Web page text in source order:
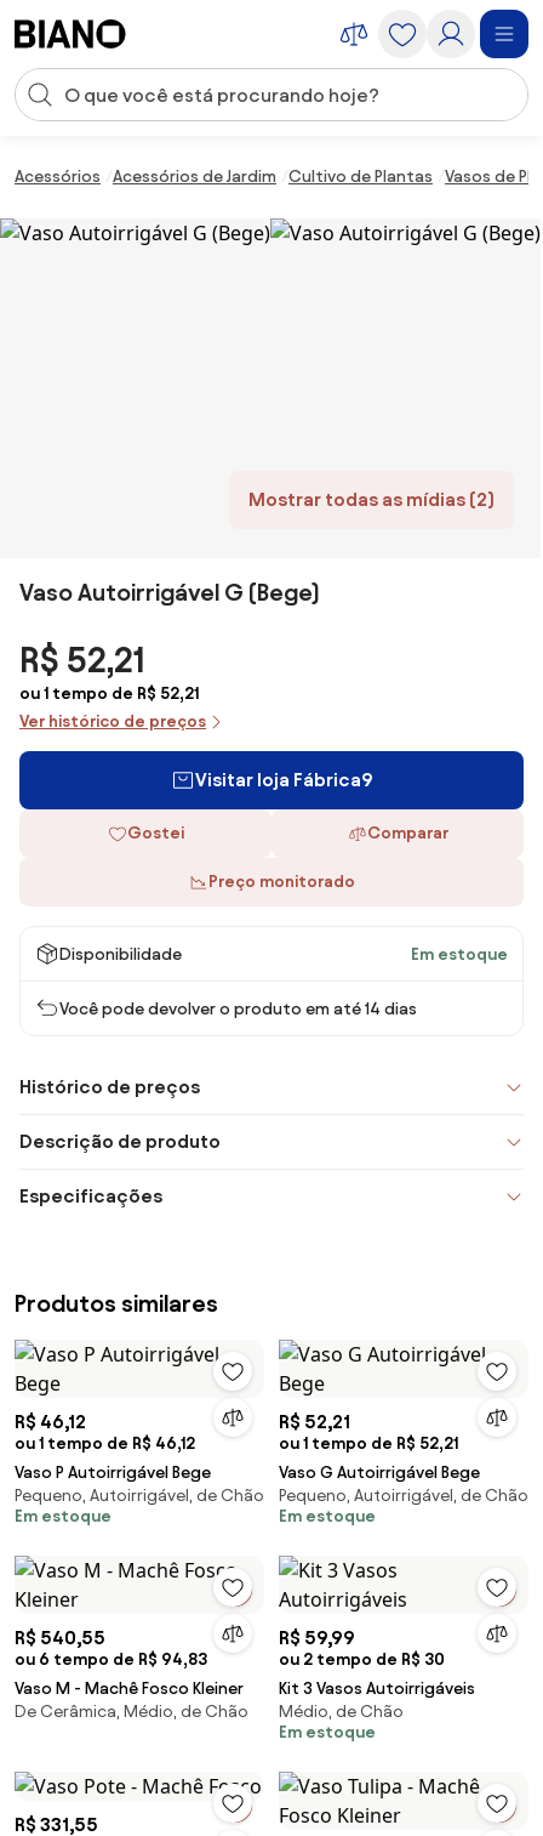
Entrada de pesquisa
Acessórios Acessórios de Jardim Cultivo de Plantas Vasos de
Mostrar todas as mídias (2)
Vaso Autoirrigável G (Bege)
R$ 52,21
ou 1 tempo de R$ 52,21
Ver histórico de preços
Visitar loja Fábrica9
Gostei Comparar
Preço monitorado
Disponibilidade Em estoque
Você pode devolver o produto em até 14 dias
Histórico de preços
Descrição de produto
Especificações
Produtos similares
R$ 46,12
ou 1 tempo de R$ 46,12
Vaso P Autoirrigável Bege
Pequeno, Autoirrigável, de Chão
Em estoque
R$ 52,21
ou 1 tempo de R$ 52,21
Vaso G Autoirrigável Bege
Pequeno, Autoirrigável, de Chão
Em estoque
R$ 540,55
ou 6 tempo de R$ 94,83
Vaso M - Machê Fosco Kleiner
De Cerâmica, Médio, de Chão
R$ 59,99
ou 2 tempo de R$ 30
Kit 3 Vasos Autoirrigáveis
Médio, de Chão
Em estoque
R$ 331,55